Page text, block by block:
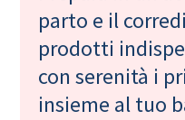
parto e il
prodotti
con serenità i
insieme al tuo